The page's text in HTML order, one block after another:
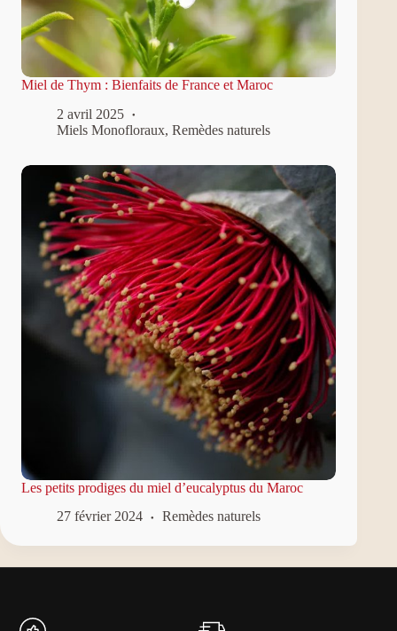
Miel de Thym : Bienfaits de France et Maroc
2 avril 2025
Miels Monofloraux, Remèdes naturels
Les petits prodiges du miel d’eucalyptus du Maroc
27 février 2024
Remèdes naturels